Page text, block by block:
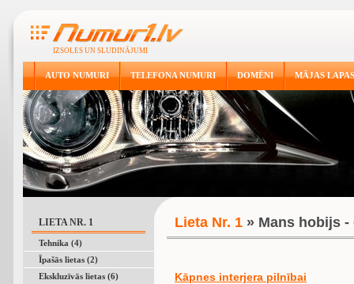
IZSOLES UN SLUDINĀJUMI
AUTO NUMURI TELEFONA NUMURI DOMĒNI MĀJAS LAPAS
LIETA NR. 1
Tehnika (4)
Īpašās lietas (2)
Ekskluzīvās lietas (6)
Lieta Nr. 1 » Mans hobijs -
Kāpnes interjera pilnībai